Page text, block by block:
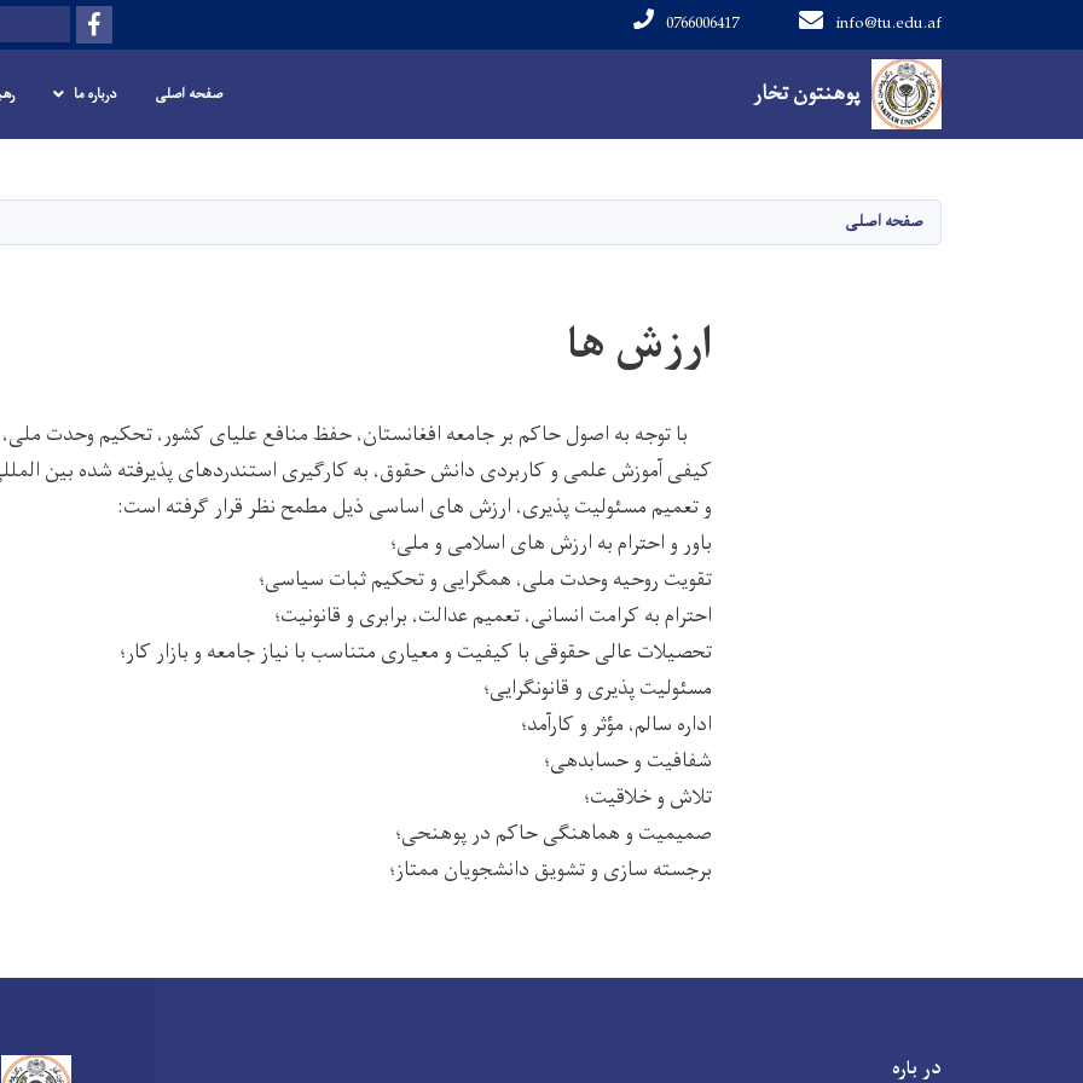
content
پوهنتون تخار
info@tu.edu.af
0766006417
Facebook
Search
Main navigation
پوهنتون تخار صفحه اصلی درباره ما
صفحه اصلی
ارزش ها
با توجه به اصول حاکم بر جامعه افغانستان، حفظ منافع علیای کشور، تحکیم وحدت
کیفی آموزش علمی و کاربردی دانش حقوق، به کارگیری استندردهای پذیرفته شده بین
و تعمیم مسئولیت پذیری، ارزش های اساسی ذیل مطمح نظر قرار گرفته است:
باور و احترام به ارزش های اسلامی و ملی؛
تقویت روحیه وحدت ملی، همگرایی و تحکیم ثبات سیاسی؛
احترام به کرامت انسانی، تعمیم عدالت، برابری و قانونیت؛
تحصیلات عالی حقوقی با کیفیت و معیاری متناسب با نیاز جامعه و بازار کار؛
مسئولیت پذیری و قانونگرایی؛
اداره سالم، مؤثر و کارآمد؛
شفافیت و حسابدهی؛
تلاش و خلاقیت؛
صمیمیت و هماهنگی حاکم در پوهنحی؛
برجسته سازی و تشویق دانشجویان ممتاز؛
در باره